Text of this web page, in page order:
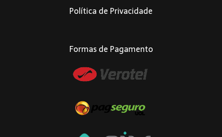
Política de Privacidade
Formas de Pagamento